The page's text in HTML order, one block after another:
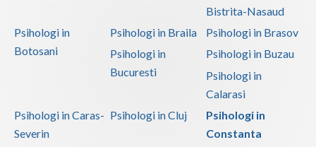
Bistrita-Nasaud
Psihologi in
Botosani
Psihologi in Braila
Psihologi in Brasov
Psihologi in
Bucuresti
Psihologi in Buzau
Psihologi in
Calarasi
Psihologi in Caras-
Severin
Psihologi in Cluj
Psihologi in
Constanta